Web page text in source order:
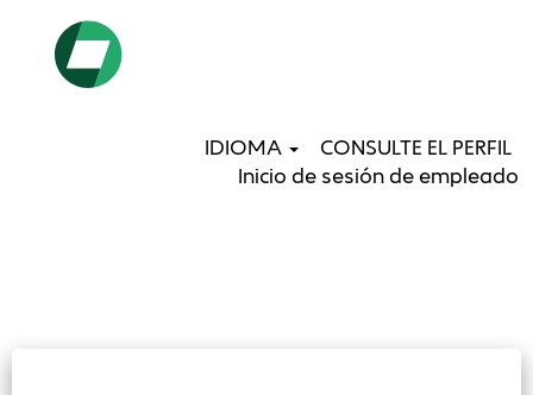
IDIOMA
CONSULTE EL PERFIL
Inicio de sesión de empleado